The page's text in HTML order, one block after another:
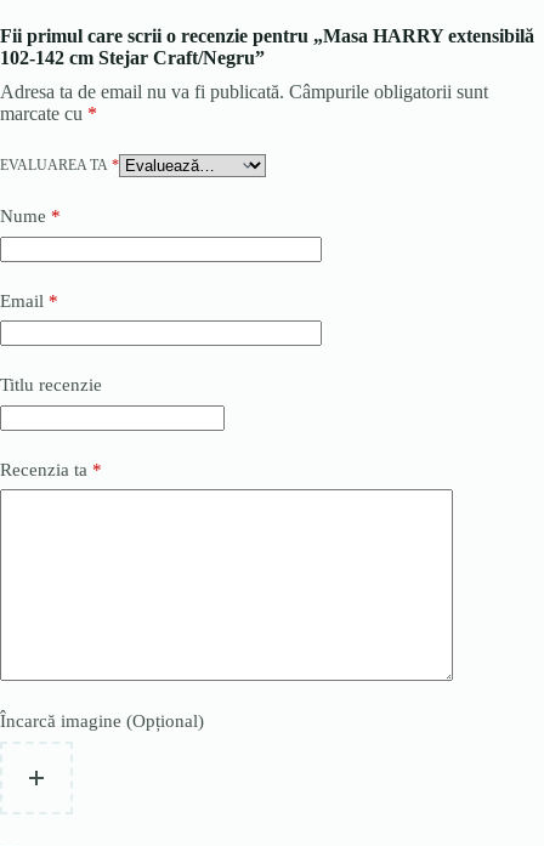
Fii primul care scrii o recenzie pentru „Masa HARRY extensibilă
102-142 cm Stejar Craft/Negru”
Adresa ta de email nu va fi publicată. Câmpurile obligatorii sunt
marcate cu *
EVALUAREA TA *
Nume *
Email *
Titlu recenzie
Recenzia ta *
Încarcă imagine (Opțional)